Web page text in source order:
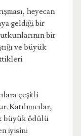
heyecan
geldiği bir
bir
ve büyük
çeşitli
Katılımcılar,
büyük ödülü
iyisini